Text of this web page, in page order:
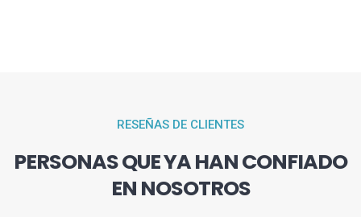
RESEÑAS DE CLIENTES
PERSONAS QUE YA HAN CONFIADO
EN NOSOTROS